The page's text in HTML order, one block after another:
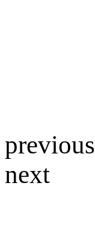
previous
next